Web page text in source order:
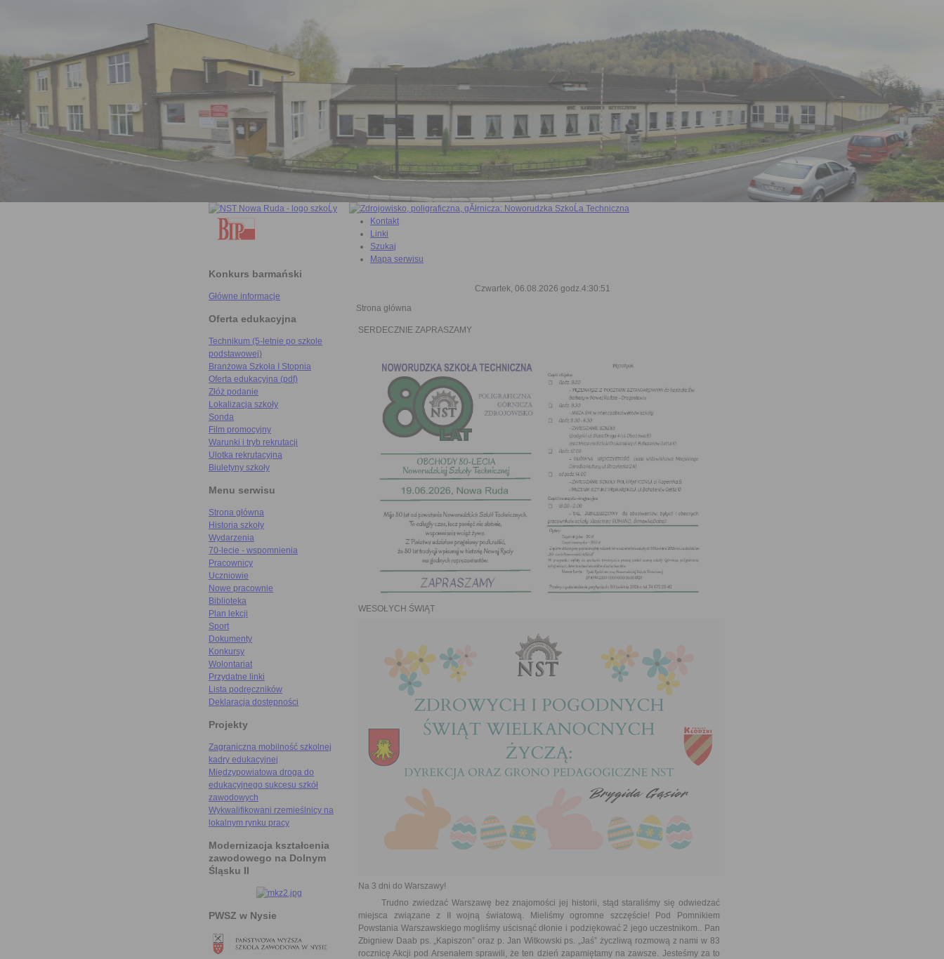
Konkurs barmański
Główne informacje
Oferta edukacyjna
Technikum (5-letnie po szkole
podstawowej)
Branżowa Szkoła I Stopnia
Oferta edukacyjna (pdf)
Złóż podanie
Lokalizacja szkoły
Sonda
Film promocyjny
Warunki i tryb rekrutacji
Ulotka rekrutacyjna
Biuletyny szkoły
Menu serwisu
Strona główna
Historia szkoły
Wydarzenia
70-lecie - wspomnienia
Pracownicy
Uczniowie
Nowe pracownie
Biblioteka
Plan lekcji
Sport
Dokumenty
Konkursy
Wolontariat
Przydatne linki
Lista podręczników
Deklaracja dostępności
Projekty
Zagraniczna mobilność szkolnej
kadry edukacyjnej
Międzypowiatowa droga do
edukacyjnego sukcesu szkół
zawodowych
Wykwalifikowani rzemieślnicy na
lokalnym rynku pracy
Modernizacja kształcenia
zawodowego na Dolnym
Śląsku II
PWSZ w Nysie
Kontakt
Linki
Szukaj
Mapa serwisu
Czwartek, 06.08.2026 godz.4:30:52
Strona główna
SERDECZNIE ZAPRASZAMY
WESOŁYCH ŚWIĄT
Na 3 dni do Warszawy!
Trudno zwiedzać Warszawę bez znajomości jej historii, stąd staraliśmy się odwiedzać
miejsca związane z II wojną światową. Mieliśmy ogromne szczęście! Pod Pomnikiem
Powstania Warszawskiego mogliśmy uścisnąć dłonie i podziękować 2 jego uczestnikom.. Pan
Zbigniew Daab ps. „Kapiszon” oraz p. Jan Witkowski ps. „Jaś” życzliwą rozmową z nami w 83
rocznicę Akcji pod Arsenałem sprawili, że ten dzień zapamiętamy na zawsze. Jesteśmy za to